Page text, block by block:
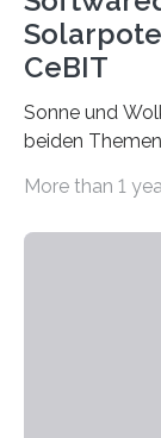
CeBIT
Sonne und
beiden
Hochschulen
More than 1